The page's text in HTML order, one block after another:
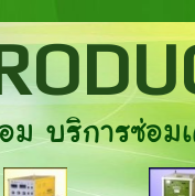
บริการซ่อม